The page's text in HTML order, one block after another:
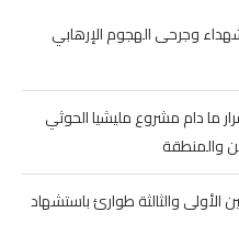
وجرحى الهجوم الإرهابي
ما دام مشروع مليشيا الحوثي
والمنطقة
والثالثة طوارئ باستشهاد